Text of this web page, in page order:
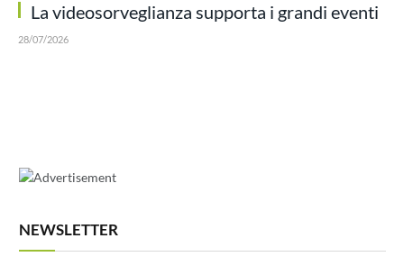
La videosorveglianza supporta i grandi eventi
28/07/2026
NEWSLETTER